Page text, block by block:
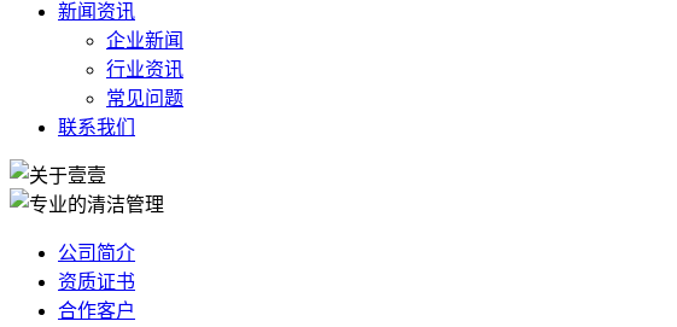
新闻资讯
企业新闻
行业资讯
常见问题
联系我们
公司简介
资质证书
合作客户